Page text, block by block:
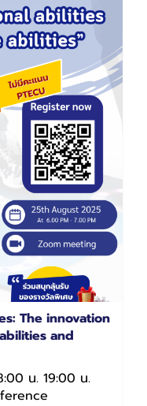
The innovation
and
น. 19:00 น.